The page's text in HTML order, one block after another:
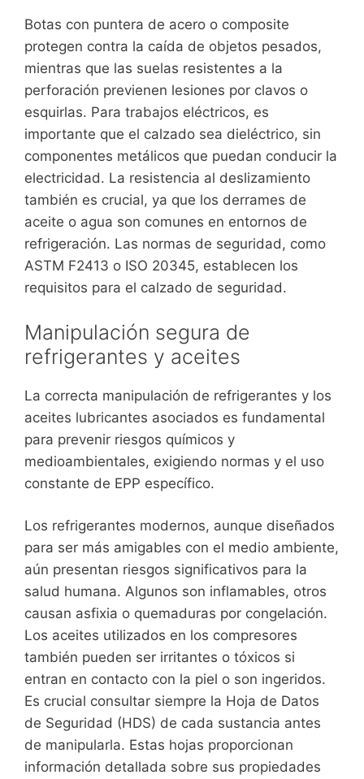
Botas con puntera de acero o composite
protegen contra la caída de objetos pesados,
mientras que las suelas resistentes a la
perforación previenen lesiones por clavos o
esquirlas. Para trabajos eléctricos, es
importante que el calzado sea dieléctrico, sin
componentes metálicos que puedan conducir la
electricidad. La resistencia al deslizamiento
también es crucial, ya que los derrames de
aceite o agua son comunes en entornos de
refrigeración. Las normas de seguridad, como
ASTM F2413 o ISO 20345, establecen los
requisitos para el calzado de seguridad.
Manipulación segura de
refrigerantes y aceites
La correcta manipulación de refrigerantes y los
aceites lubricantes asociados es fundamental
para prevenir riesgos químicos y
medioambientales, exigiendo normas y el uso
constante de EPP específico.
Los refrigerantes modernos, aunque diseñados
para ser más amigables con el medio ambiente,
aún presentan riesgos significativos para la
salud humana. Algunos son inflamables, otros
causan asfixia o quemaduras por congelación.
Los aceites utilizados en los compresores
también pueden ser irritantes o tóxicos si
entran en contacto con la piel o son ingeridos.
Es crucial consultar siempre la Hoja de Datos
de Seguridad (HDS) de cada sustancia antes
de manipularla. Estas hojas proporcionan
información detallada sobre sus propiedades